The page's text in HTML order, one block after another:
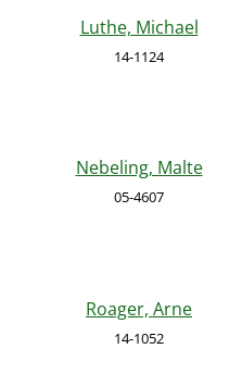
Luthe, Michael
14-1124
Nebeling, Malte
05-4607
Roager, Arne
14-1052